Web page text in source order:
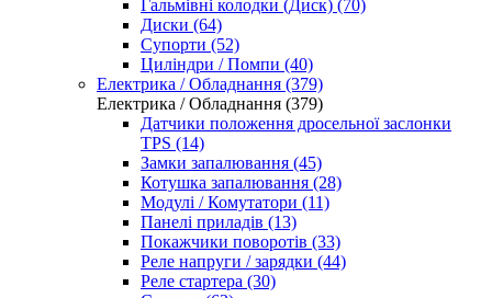
Гальмівні колодки (Диск) (70)
Диски (64)
Супорти (52)
Циліндри / Помпи (40)
Електрика / Обладнання (379)
Електрика / Обладнання (379)
Датчики положення дросельної заслонки
TPS (14)
Замки запалювання (45)
Котушка запалювання (28)
Модулі / Комутатори (11)
Панелі приладів (13)
Покажчики поворотів (33)
Реле напруги / зарядки (44)
Реле стартера (30)